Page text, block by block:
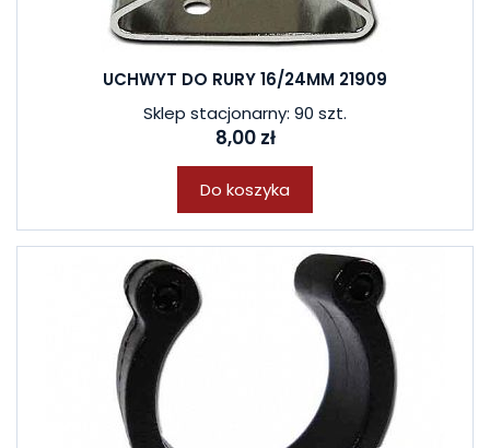
UCHWYT DO RURY 16/24MM 21909
Sklep stacjonarny: 90 szt.
8,00 zł
Do koszyka